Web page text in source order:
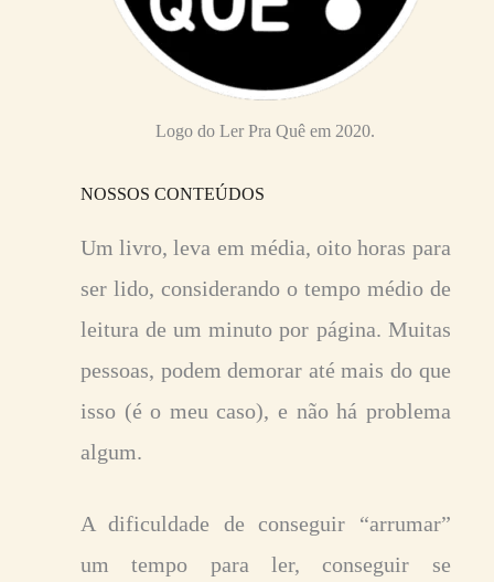
Logo do Ler Pra Quê em 2020.
NOSSOS CONTEÚDOS
Um livro, leva em média, oito horas para
ser lido, considerando o tempo médio de
leitura de um minuto por página. Muitas
pessoas, podem demorar até mais do que
isso (é o meu caso), e não há problema
algum.
A dificuldade de conseguir “arrumar”
um tempo para ler, conseguir se